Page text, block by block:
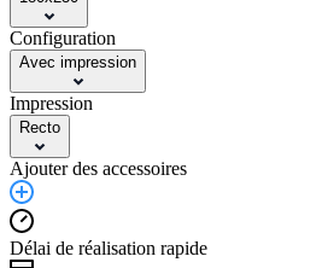
Configuration
Avec impression
Impression
Recto
Ajouter des accessoires
Délai de réalisation rapide